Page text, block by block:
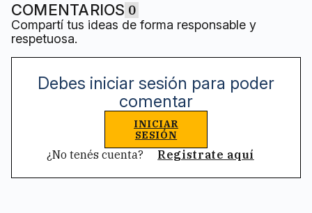
COMENTARIOS 0
Compartí tus ideas de forma responsable y
respetuosa.
Debes iniciar sesión para poder
comentar
INICIAR
SESIÓN
¿No tenés cuenta? Registrate aquí